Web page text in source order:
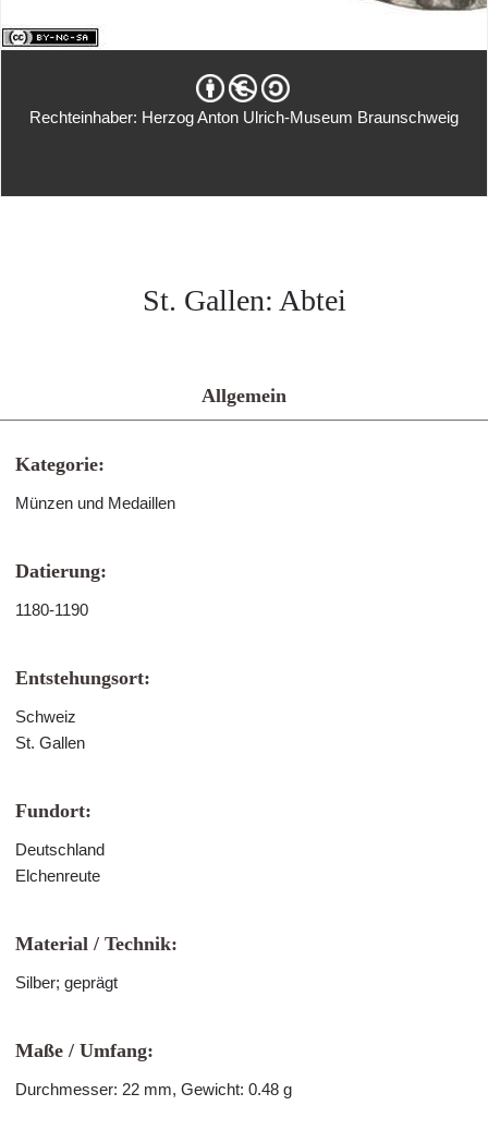
Rechteinhaber: Herzog Anton Ulrich-Museum Braunschweig
St. Gallen: Abtei
Allgemein
Kategorie:
Münzen und Medaillen
Datierung:
1180-1190
Entstehungsort:
Schweiz
St. Gallen
Fundort:
Deutschland
Elchenreute
Material / Technik:
Silber; geprägt
Maße / Umfang:
Durchmesser: 22 mm, Gewicht: 0.48 g